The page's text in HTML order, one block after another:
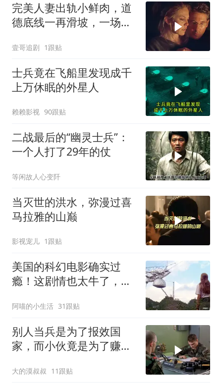
完美人妻出轨小鲜肉，道
德底线一再滑坡，一场经
理电影《不忠》
壹哥追剧 1跟贴
士兵竟在飞船里发现成千
上万休眠的外星人
赖赖影视 90跟贴
二战最后的“幽灵士兵”：
一个人打了29年的仗
等闲故人心变阡
当灭世的洪水，弥漫过喜
马拉雅的山巅
影视宠儿 1跟贴
美国的科幻电影确实过
瘾！这剧情也太牛了，连
阿喵的小生活 31跟贴
别人当兵是为了报效国
家，而小伙竟是为了赚
大的漠叔叔 11跟贴